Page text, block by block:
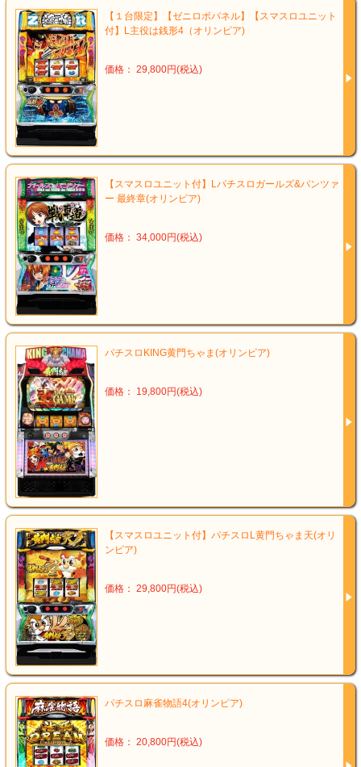
【１台限定】【ゼニロボパネル】【スマスロユニット
付】L主役は銭形4（オリンピア)
価格： 29,800円(税込)
【スマスロユニット付】Lパチスロガールズ&パンツァ
ー 最終章(オリンピア)
価格： 34,000円(税込)
パチスロKING黄門ちゃま(オリンピア)
価格： 19,800円(税込)
【スマスロユニット付】パチスロL黄門ちゃま天(オリ
ンピア)
価格： 29,800円(税込)
パチスロ麻雀物語4(オリンピア)
価格： 20,800円(税込)